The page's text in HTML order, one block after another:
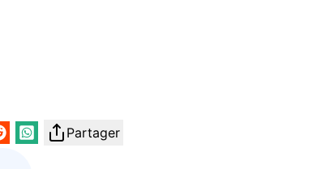
Partager